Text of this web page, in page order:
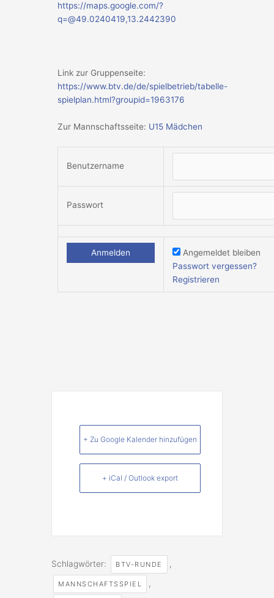
https://maps.google.com/?
q=@49.0240419,13.2442390
Link zur Gruppenseite:
https://www.btv.de/de/spielbetrieb/tabelle-
spielplan.html?groupid=1963176
Zur Mannschaftsseite: U15 Mädchen
Benutzername
Passwort
Angemeldet bleiben
Passwort vergessen?
Registrieren
+ Zu Google Kalender hinzufügen
+ iCal / Outlook export
Schlagwörter: BTV-RUNDE ,
MANNSCHAFTSSPIEL ,